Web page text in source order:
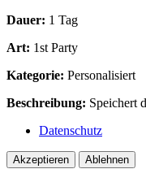
Dauer: 1 Tag
Art: 1st Party
Kategorie: Personalisiert
Beschreibung: Speichert
Datenschutz
Akzeptieren Ablehnen